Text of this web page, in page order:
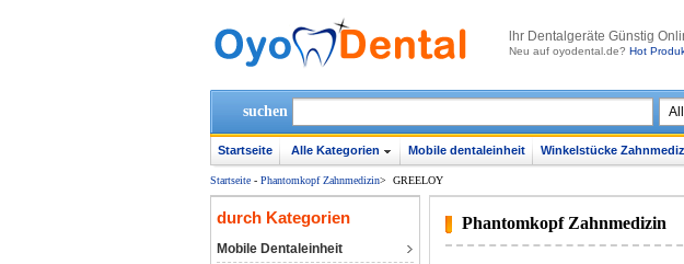
lhr Dentalgeräte Günstig
Neu auf oyodental.de? Hot
suchen
Startseite Alle Kategorien Mobile dentaleinheit Winkelstücke
Startseite - Phantomkopf Zahnmedizin> GREELOY
durch Kategorien
Mobile Dentaleinheit
Phantomkopf Zahnmedizin